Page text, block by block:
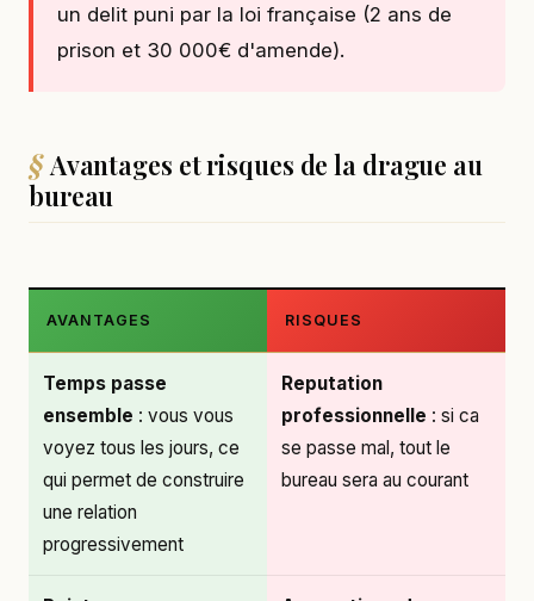
un delit puni par la loi française (2 ans de
prison et 30 000€ d'amende).
Avantages et risques de la drague au
bureau
AVANTAGES RISQUES
Temps passe
ensemble : vous vous
voyez tous les jours, ce
qui permet de construire
une relation
progressivement
Reputation
professionnelle : si ca
se passe mal, tout le
bureau sera au courant